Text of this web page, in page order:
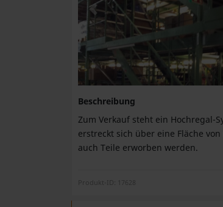
Zurück
Beschreibung
Zum Verkauf steht ein Hochregal-
erstreckt sich über eine Fläche
auch Teile erworben werden.
Produkt-ID: 17628